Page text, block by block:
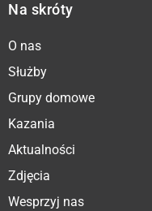
Na skróty
O nas
Służby
Grupy domowe
Kazania
Aktualności
Zdjęcia
Wesprzyj nas